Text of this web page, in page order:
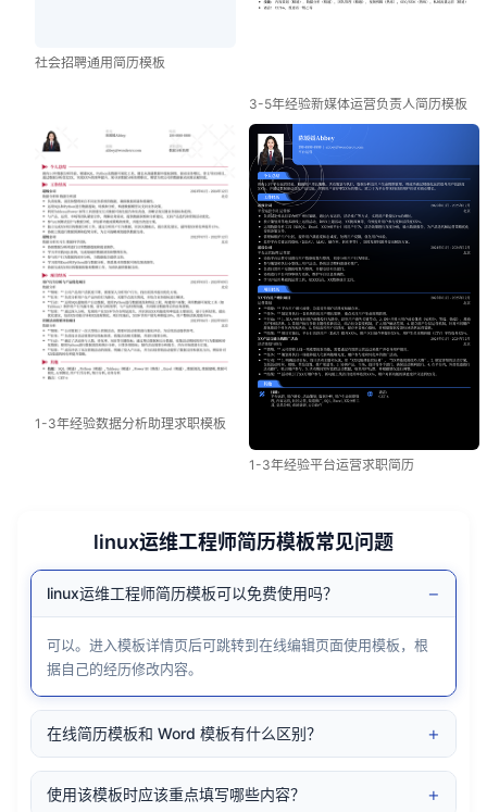
社会招聘通用简历模板
3-5年经验新媒体运营负责人简历模板
1-3年经验数据分析助理求职模板
1-3年经验平台运营求职简历
linux运维工程师简历模板常见问题
linux运维工程师简历模板可以免费使用吗？ −
可以。进入模板详情页后可跳转到在线编辑页面使用模板，根
据自己的经历修改内容。
在线简历模板和 Word 模板有什么区别？ +
使用该模板时应该重点填写哪些内容？ +